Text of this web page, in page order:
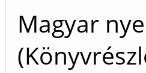
Magyar